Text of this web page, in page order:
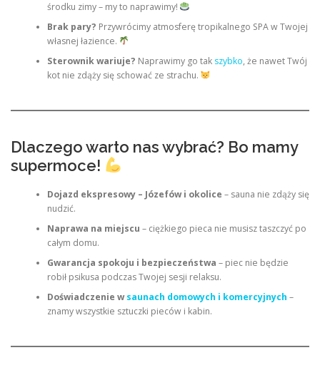
środku zimy – my to naprawimy!
Brak pary? Przywrócimy atmosferę tropikalnego SPA w Twojej
własnej łazience.
Sterownik wariuje? Naprawimy go tak szybko, że nawet Twój
kot nie zdąży się schować ze strachu.
Dlaczego warto nas wybrać? Bo mamy
supermoce!
Dojazd ekspresowy – Józefów i okolice – sauna nie zdąży się
nudzić.
Naprawa na miejscu – ciężkiego pieca nie musisz taszczyć po
całym domu.
Gwarancja spokoju i bezpieczeństwa – piec nie będzie
robił psikusa podczas Twojej sesji relaksu.
Doświadczenie wsaunach domowych i komercyjnych –
znamy wszystkie sztuczki pieców i kabin.